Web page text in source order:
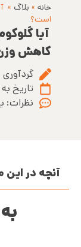
خانه » بلاگ »
است؟
آیا
کاهش
تاریخ
نظرات:
آنچه در